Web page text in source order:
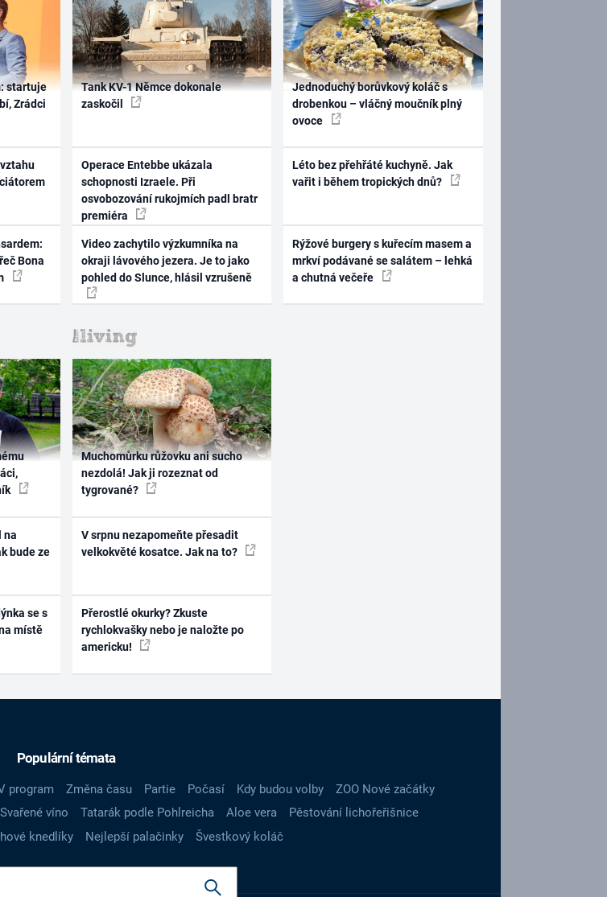
startuje
Zrádci
Bona
Tank KV-1 Němce dokonale
zaskočil
Operace Entebbe ukázala
schopnosti Izraele. Při
osvobozování rukojmích padl bratr
premiéra
Video zachytilo výzkumníka na
okraji lávového jezera. Je to jako
pohled do Slunce, hlásil vzrušeně
Jednoduchý borůvkový koláč s
drobenkou – vláčný moučník plný
ovoce
Léto bez přehřáté kuchyně. Jak
vařit i během tropických dnů?
Rýžové burgery s kuřecím masem a
mrkví podávané se salátem – lehká
a chutná večeře
na
bude ze
se s
místě
Muchomůrku růžovku ani sucho
nezdolá! Jak ji rozeznat od
tygrované?
V srpnu nezapomeňte přesadit
velkokvěté kosatce. Jak na to?
Přerostlé okurky? Zkuste
rychlokvašky nebo je naložte po
americku!
Populární témata
program Změna času Partie Počasí Kdy budou volby
ZOO Nové začátky
Svařené víno Tatarák podle Pohlreicha Aloe vera
Pěstování lichořeřišnice
knedlíky Nejlepší palačinky Švestkový koláč